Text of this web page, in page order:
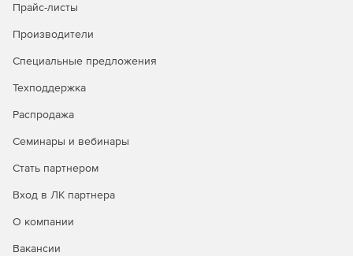
результате аварий.
Прайс-листы
Производители
Специальные предложения
Техподдержка
Распродажа
Семинары и вебинары
Стать партнером
Вход в ЛК партнера
О компании
Вакансии